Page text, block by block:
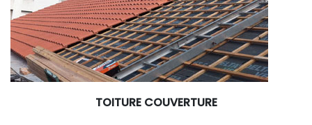
TOITURE COUVERTURE